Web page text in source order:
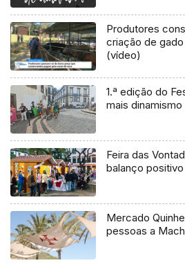
Produtores
criação de
(vídeo)
1.ª edição do
mais
Feira das
balanço positivo
Mercado
pessoas a